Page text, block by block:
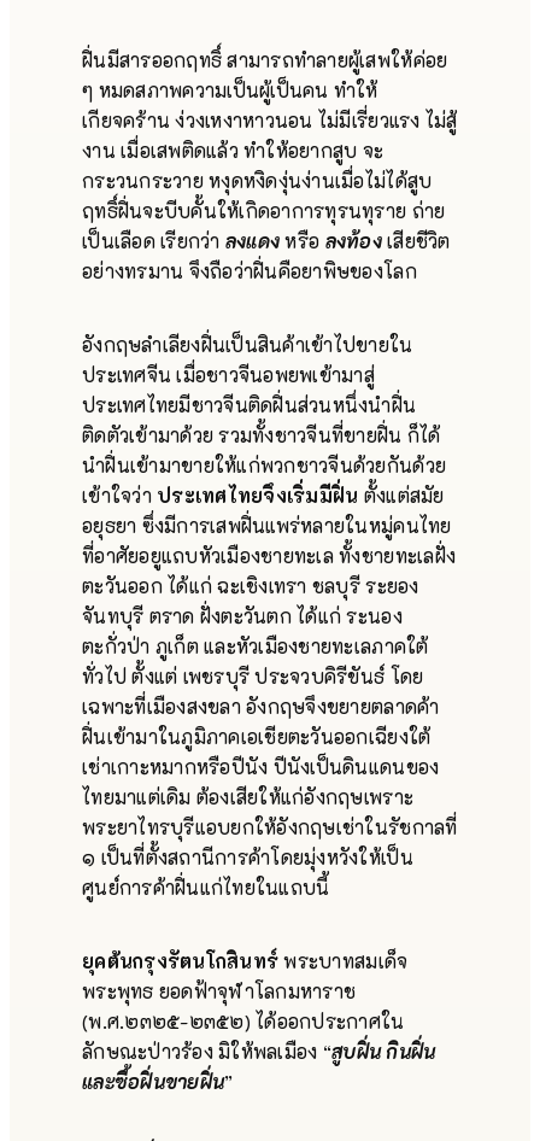
ฝิ่นมีสารออกฤทธิ์ สามารถทำลายผู้เสพให้ค่อย
ๆ หมดสภาพความเป็นผู้เป็นคน ทำให้
เกียจคร้าน ง่วงเหงาหาวนอน ไม่มีเรี่ยวแรง ไม่สู้
งาน เมื่อเสพติดแล้ว ทำให้อยากสูบ จะ
กระวนกระวาย หงุดหงิดงุ่นง่านเมื่อไม่ได้สูบ
ฤทธิ์ฝิ่นจะบีบคั้นให้เกิดอาการทุรนทุราย ถ่าย
เป็นเลือด เรียกว่า ลงแดง หรือ ลงท้องเสียชีวิต
อย่างทรมาน จึงถือว่าฝิ่นคือยาพิษของโลก
อังกฤษลำเลียงฝิ่นเป็นสินค้าเข้าไปขายใน
ประเทศจีน เมื่อชาวจีนอพยพเข้ามาสู่
ประเทศไทยมีชาวจีนติดฝิ่นส่วนหนึ่งนำฝิ่น
ติดตัวเข้ามาด้วย รวมทั้งชาวจีนที่ขายฝิ่น ก็ได้
นำฝิ่นเข้ามาขายให้แก่พวกชาวจีนด้วยกันด้วย
เข้าใจว่า ประเทศไทยจึงเริ่มมีฝิ่น ตั้งแต่สมัย
อยุธยา ซึ่งมีการเสพฝิ่นแพร่หลายในหมู่คนไทย
ที่อาศัยอยูแถบหัวเมืองชายทะเล ทั้งชายทะเลฝั่ง
ตะวันออก ได้แก่ ฉะเชิงเทรา ชลบุรี ระยอง
จันทบุรี ตราด ฝั่งตะวันตก ได้แก่ ระนอง
ตะกั่วป่า ภูเก็ต และหัวเมืองชายทะเลภาคใต้
ทั่วไป ตั้งแต่ เพชรบุรี ประจวบคิรีขันธ์ โดย
เฉพาะที่เมืองสงขลา อังกฤษจึงขยายตลาดค้า
ฝิ่นเข้ามาในภูมิภาคเอเชียตะวันออกเฉียงใต้
เช่าเกาะหมากหรือปีนัง ปีนังเป็นดินแดนของ
ไทยมาแต่เดิม ต้องเสียให้แก่อังกฤษเพราะ
พระยาไทรบุรีแอบยกให้อังกฤษเช่าในรัชกาลที่
๑ เป็นที่ตั้งสถานีการค้าโดยมุ่งหวังให้เป็น
ศูนย์การค้าฝิ่นแก่ไทยในแถบนี้
ยุคต้นกรุงรัตนโกสินทร์พระบาทสมเด็จ
พระพุทธ ยอดฟ้าจุฬาโลกมหาราช
(พ.ศ.๒๓๒๕-๒๓๕๒) ได้ออกประกาศใน
ลักษณะป่าวร้อง มิให้พลเมือง “สูบฝิ่น กินฝิ่น
และซื้อฝิ่นขายฝิ่น”